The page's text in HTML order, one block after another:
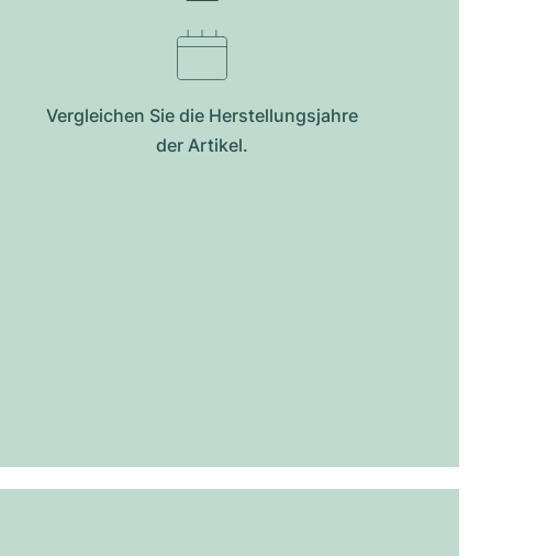
Vergleichen Sie die Herstellungsjahre
der Artikel.